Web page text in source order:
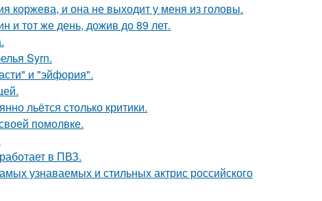
коржева, и она не выходит у меня из головы.
и тот же день, дожив до 89 лет.
Syrn.
и "эйфория".
льётся столько критики.
помолвке.
в ПВЗ.
узнаваемых и стильных актрис российского